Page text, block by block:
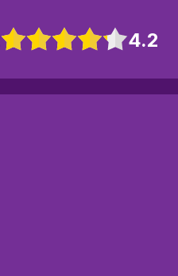
4.2